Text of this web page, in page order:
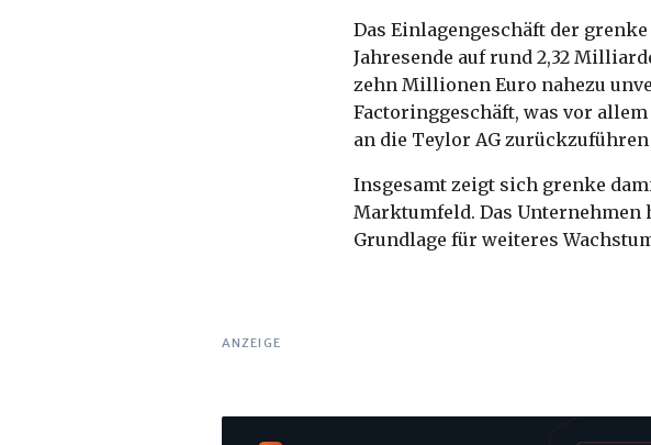
Das Einlagengeschäft der
Jahresende auf rund 2,32
zehn Millionen Euro nahezu
Factoringgeschäft, was vor
an die Teylor AG
Insgesamt zeigt sich grenke
Marktumfeld. Das Unternehmen
Grundlage für weiteres
ANZEIGE